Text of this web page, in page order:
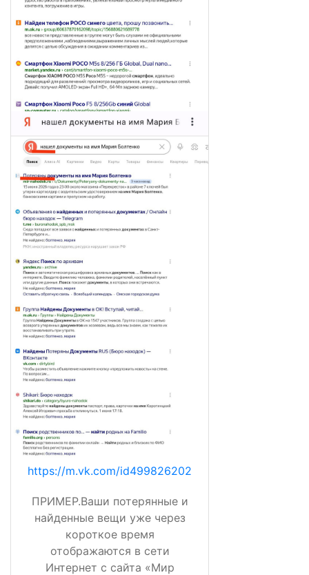
https://m.vk.com/id499826202
ПРИМЕР.Ваши потерянные и
найденные вещи уже через
короткое время
отображаются в сети
Интернет с сайта «Мир